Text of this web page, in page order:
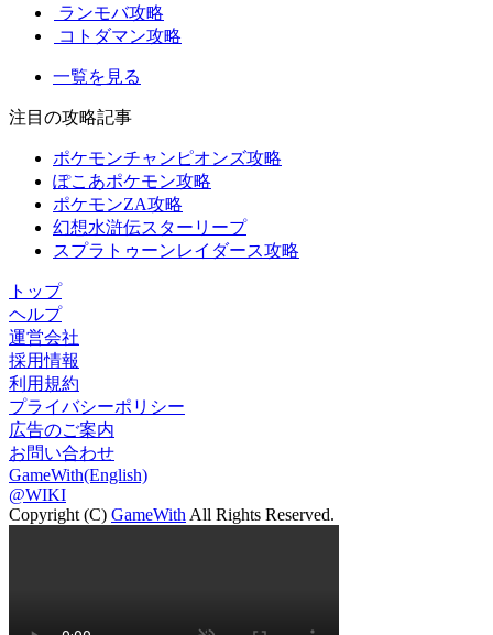
ランモバ攻略
コトダマン攻略
一覧を見る
注目の攻略記事
ポケモンチャンピオンズ攻略
ぽこあポケモン攻略
ポケモンZA攻略
幻想水滸伝スターリープ
スプラトゥーンレイダース攻略
トップ
ヘルプ
運営会社
採用情報
利用規約
プライバシーポリシー
広告のご案内
お問い合わせ
GameWith(English)
@WIKI
Copyright (C) GameWith All Rights Reserved.